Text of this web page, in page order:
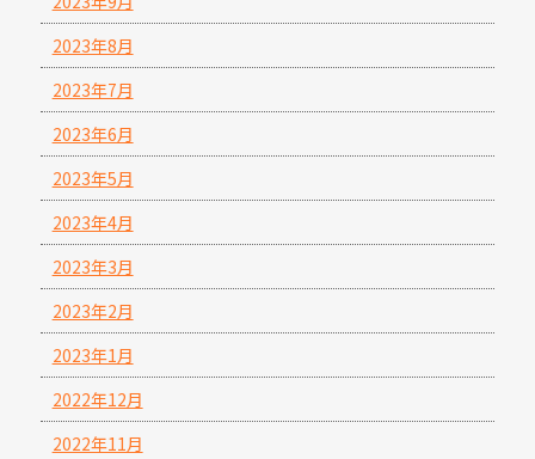
2023年8月
2023年7月
2023年6月
2023年5月
2023年4月
2023年3月
2023年2月
2023年1月
2022年12月
2022年11月